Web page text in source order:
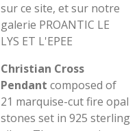
sur ce site, et sur notre
galerie PROANTIC LE
LYS ET L'EPEE
Christian Cross
Pendant composed of
21 marquise-cut fire opal
stones set in 925 sterling